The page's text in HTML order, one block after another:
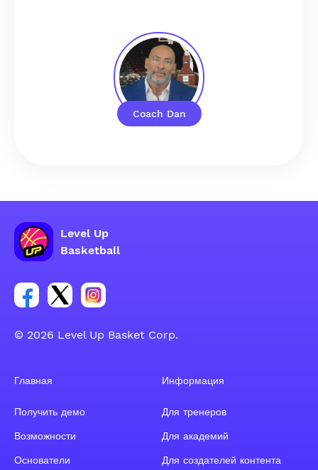
Coach Dan
Level Up
Basketball
Ссылка на группу Facebook
Ссылка на группу Tweeter
Ссылка на группу Instagram
© 2026 Level Up Basket Corp.
Главная
Получить демо
Возможности
Основатели
Информация
Для тренеров
Для академий
Для создателей контента